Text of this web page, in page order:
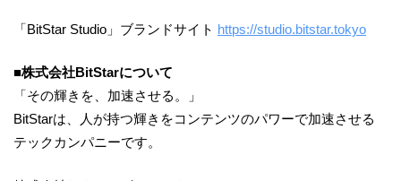
「BitStar Studio」ブランドサイト https://studio.bitstar.tokyo
■株式会社BitStarについて
「その輝きを、加速させる。」
BitStarは、人が持つ輝きをコンテンツのパワーで加速させる
テックカンパニーです。